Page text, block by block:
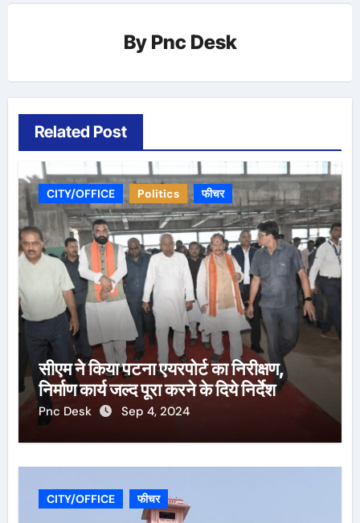
By Pnc Desk
Related Post
CITY/OFFICE Politics फीचर
सीएम ने किया पटना एयरपोर्ट का निरीक्षण,
निर्माण कार्य जल्द पूरा करने के दिये निर्देश
Pnc Desk Sep 4, 2024
CITY/OFFICE फीचर